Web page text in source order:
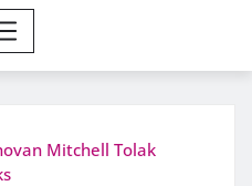
Mitchell Tolak